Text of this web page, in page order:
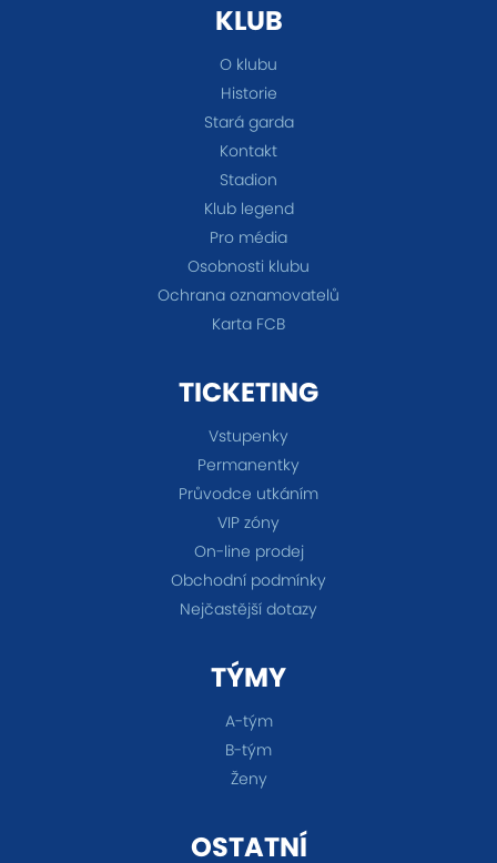
KLUB
O klubu
Historie
Stará garda
Kontakt
Stadion
Klub legend
Pro média
Osobnosti klubu
Ochrana oznamovatelů
Karta FCB
TICKETING
Vstupenky
Permanentky
Průvodce utkáním
VIP zóny
On-line prodej
Obchodní podmínky
Nejčastější dotazy
TÝMY
A-tým
B-tým
Ženy
OSTATNÍ